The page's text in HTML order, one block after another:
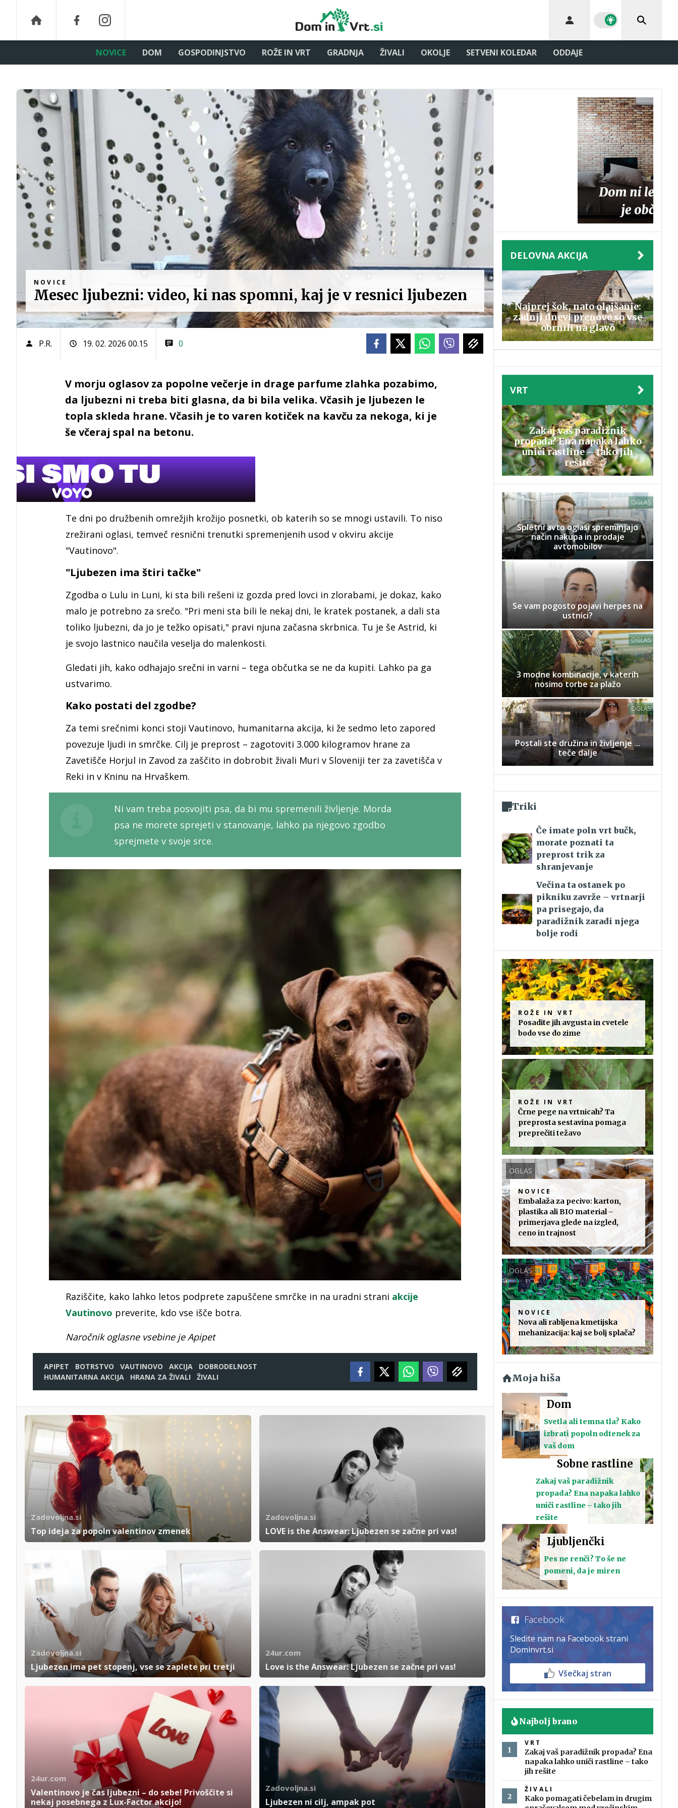
NOVICE DOM GOSPODINJSTVO ROŽE IN VRT GRADNJA ŽIVALI OKOLJE SETVENI KOLEDAR ODDAJE
NOVICE
Mesec ljubezni: video, ki nas spomni, kaj je v resnici ljubezen
P.R. 19. 02. 2026 00.15 0
V morju oglasov za popolne večerje in drage parfume zlahka pozabimo,
da ljubezni ni treba biti glasna, da bi bila velika. Včasih je ljubezen le
topla skleda hrane. Včasih je to varen kotiček na kavču za nekoga, ki je
še včeraj spal na betonu.
Te dni po družbenih omrežjih krožijo posnetki, ob katerih so se mnogi ustavili. To niso
zrežirani oglasi, temveč resnični trenutki spremenjenih usod v okviru akcije
"Vautinovo".
"Ljubezen ima štiri tačke"
Zgodba o Lulu in Luni, ki sta bili rešeni iz gozda pred lovci in zlorabami, je dokaz, kako
malo je potrebno za srečo. "Pri meni sta bili le nekaj dni, le kratek postanek, a dali sta
toliko ljubezni, da jo je težko opisati," pravi njuna začasna skrbnica. Tu je še Astrid, ki
je svojo lastnico naučila veselja do malenkosti.
Gledati jih, kako odhajajo srečni in varni – tega občutka se ne da kupiti. Lahko pa ga
ustvarimo.
Kako postati del zgodbe?
Za temi srečnimi konci stoji Vautinovo, humanitarna akcija, ki že sedmo leto zapored
povezuje ljudi in smrčke. Cilj je preprost – zagotoviti 3.000 kilogramov hrane za
Zavetišče Horjul in Zavod za zaščito in dobrobit živali Muri v Sloveniji ter za zavetišča v
Reki in v Kninu na Hrvaškem.
Ni vam treba posvojiti psa, da bi mu spremenili življenje. Morda
psa ne morete sprejeti v stanovanje, lahko pa njegovo zgodbo
sprejmete v svoje srce.
Raziščite, kako lahko letos podprete zapuščene smrčke in na uradni strani akcije
Vautinovo preverite, kdo vse išče botra.
Naročnik oglasne vsebine je Apipet
APIPET BOTRSTVO VAUTINOVO AKCIJA
DOBRODELNOST
HUMANITARNA AKCIJA
HRANA ZA ŽIVALI ŽIVALI
Zadovoljna.si
Top ideja za popoln valentinov zmenek
Zadovoljna.si
LOVE is the Answear: Ljubezen se začne pri vas!
Zadovoljna.si
Ljubezen ima pet stopenj, vse se zaplete pri tretji
24ur.com
Love is the Answear: Ljubezen se začne pri vas!
24ur.com
Valentinovo je čas ljubezni – do sebe! Privoščite si
nekaj posebnega z Lux-Factor akcijo!
Zadovoljna.si
Ljubezen ni cilj, ampak pot
DELOVNA AKCIJA
Najprej šok, nato olajšanje:
zadnji dnevi prenove so vse
obrnili na glavo
VRT
Zakaj vaš paradižnik
propada? Ena napaka lahko
uniči rastline – tako jih
rešite
OGLAS
Spletni avto oglasi spreminjajo
način nakupa in prodaje
avtomobilov
Se vam pogosto pojavi herpes na
ustnici?
OGLAS
3 modne kombinacije, v katerih
nosimo torbe za plažo
OGLAS
Postali ste družina in življenje ...
teče dalje
Triki
Če imate poln vrt bučk,
morate poznati ta
preprost trik za
shranjevanje
Večina ta ostanek po
pikniku zavrže – vrtnarji
pa prisegajo, da
paradižnik zaradi njega
bolje rodi
ROŽE IN VRT
Posadite jih avgusta in cvetele
bodo vse do zime
ROŽE IN VRT
Črne pege na vrtnicah? Ta
preprosta sestavina pomaga
preprečiti težavo
OGLAS
NOVICE
Embalaža za pecivo: karton,
plastika ali BIO material –
primerjava glede na izgled,
ceno in trajnost
OGLAS
NOVICE
Nova ali rabljena kmetijska
mehanizacija: kaj se bolj splača?
Moja hiša
Dom
Svetla ali temna tla? Kako
izbrati popoln odtenek za
vaš dom
Sobne rastline
Zakaj vaš paradižnik
propada? Ena napaka lahko
uniči rastline – tako jih
rešite
Ljubljenčki
Pes ne renči? To še ne
pomeni, da je miren
Facebook
Sledite nam na Facebook strani
Dominvrt.si
Všečkaj stran
Najbolj brano
VRT
Zakaj vaš paradižnik propada? Ena
napaka lahko uniči rastline – tako
jih rešite
ŽIVALI
Kako pomagati čebelam in drugim